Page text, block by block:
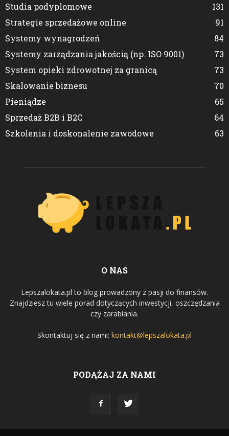
Studia podyplomowe
131
Strategie sprzedażowe online
91
Systemy wynagrodzeń
84
Systemy zarządzania jakością (np. ISO 9001)
73
System opieki zdrowotnej za granicą
73
Skalowanie biznesu
70
Pieniądze
65
Sprzedaż B2B i B2C
64
Szkolenia i doskonalenie zawodowe
63
O NAS
Lepszalokata.pl to blog prowadzony z pasji do finansów.
Znajdziesz tu wiele porad dotyczących inwestycji, oszczędzania
czy zarabiania.
Skontaktuj się z nami: kontakt@lepszalokata.pl
PODĄŻAJ ZA NAMI